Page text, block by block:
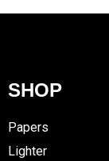
SHOP
Papers
Lighter